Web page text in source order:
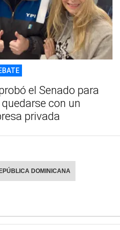
el Senado para
con un
privada
DOMINICANA